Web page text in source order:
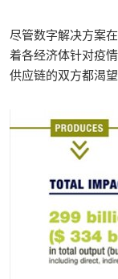
尽管数字解决方案
着各经济体针对疫
供应链的双方都渴